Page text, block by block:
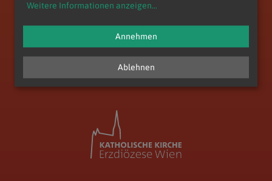
zum Anfang der Seite
Weitere Informationen anzeigen...
Ablehnen
Annehmen